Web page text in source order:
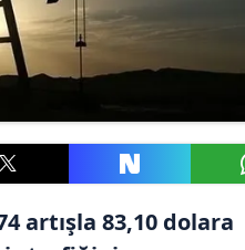
artışla 83,10 dolara